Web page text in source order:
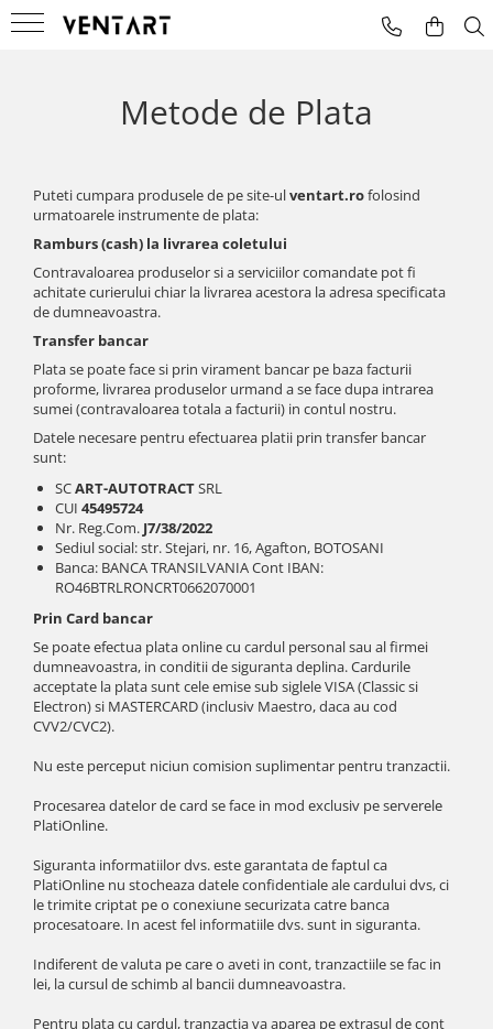
Instrumente
Masini De Fum Cu Lumini
Metode de Plata
Puteti cumpara produsele de pe site-ulventart.rofolosind
urmatoarele instrumente de plata:
Ramburs (cash) la livrarea coletului
Contravaloarea produselor si a serviciilor comandate pot fi
achitate curierului chiar la livrarea acestora la adresa specificata
de dumneavoastra.
Transfer bancar
Plata se poate face si prin virament bancar pe baza facturii
proforme, livrarea produselor urmand a se face dupa intrarea
sumei (contravaloarea totala a facturii) in contul nostru.
Datele necesare pentru efectuarea platii prin transfer bancar
sunt:
SCART-AUTOTRACTSRL
CUI 45495724
Nr. Reg.Com. J7/38/2022
Sediul social: str. Stejari, nr. 16, Agafton, BOTOSANI
Banca: BANCA TRANSILVANIA Cont IBAN:
RO46BTRLRONCRT0662070001
Prin Card bancar
Se poate efectua plata online cu cardul personal sau al firmei
dumneavoastra, in conditii de siguranta deplina. Cardurile
acceptate la plata sunt cele emise sub siglele VISA (Classic si
Electron) si MASTERCARD (inclusiv Maestro, daca au cod
CVV2/CVC2).
Nu este perceput niciun comision suplimentar pentru tranzactii.
Procesarea datelor de card se face in mod exclusiv pe serverele
PlatiOnline.
Siguranta informatiilor dvs. este garantata de faptul ca
PlatiOnline nu stocheaza datele confidentiale ale cardului dvs, ci
le trimite criptat pe o conexiune securizata catre banca
procesatoare. In acest fel informatiile dvs. sunt in siguranta.
Indiferent de valuta pe care o aveti in cont, tranzactiile se fac in
lei, la cursul de schimb al bancii dumneavoastra.
Pentru plata cu cardul, tranzactia va aparea pe extrasul de cont